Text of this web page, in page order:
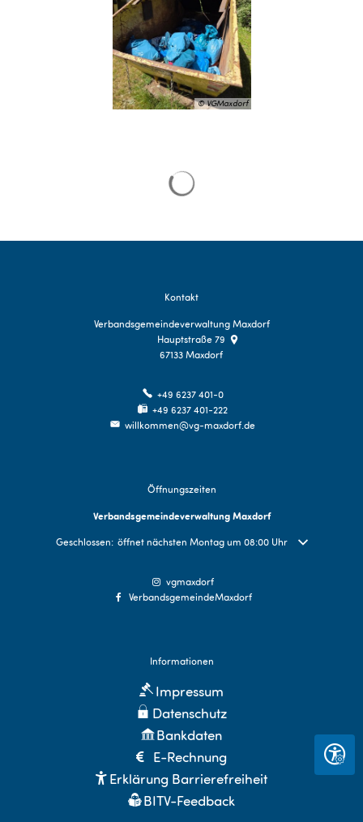
© VGMaxdorf
Kontakt
Verbandsgemeindeverwaltung Maxdorf
Hauptstraße 79
67133 Maxdorf
+49 6237 401-0
+49 6237 401-222
willkommen@vg-maxdorf.de
Öffnungszeiten
Verbandsgemeindeverwaltung Maxdorf
Klicken, um weitere Öffnungs- oder Schließzeiten auszublenden
Geschlossen: öffnet nächsten Montag um 08:00 Uhr
vgmaxdorf
VerbandsgemeindeMaxdorf
Informationen
Impressum
Datenschutz
Bankdaten
E-Rechnung
Erklärung Barrierefreiheit
BITV-Feedback
Seite